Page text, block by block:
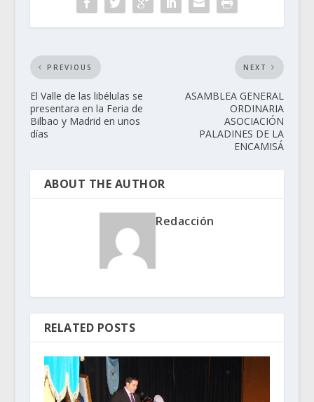
PREVIOUS
El Valle de las libélulas se
presentara en la Feria de
Bilbao y Madrid en unos
días
NEXT
ASAMBLEA GENERAL
ORDINARIA
ASOCIACIÓN
PALADINES DE LA
ENCAMISÁ
ABOUT THE AUTHOR
Redacción
RELATED POSTS